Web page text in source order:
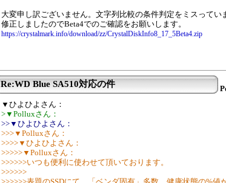
大変申し訳ございません。文字列比較の条件判定をミスってい
修正しましたのでBeta4でのご確認をお願いします。
https://crystalmark.info/download/zz/CrystalDiskInfo8_17_5Beta4.zip
Re:WD Blue SA510対応の件
▼ひよひよさん：
>▼Polluxさん：
>>▼ひよひよさん：
>>>▼Polluxさん：
>>>>▼ひよひよさん：
>>>>>▼Polluxさん：
>>>>>>いつも便利に使わせて頂いております。
>>>>>>